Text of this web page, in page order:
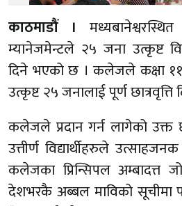
काठमाडौं ।
म्यानेजमेन्टले २५ जना उत्कृष्ट
दिने भएको छ । कलेजले कक्षा
उत्कृष्ट २५ जनालाई पूर्ण छात्रवृत्ति
कलेजले प्रदान गर्न लागेको उक्त
उत्तीर्ण विद्यार्थीहरुले
कलेजका प्रिन्सिपल अम्बादत्त
देशभरकै अब्बल माविको